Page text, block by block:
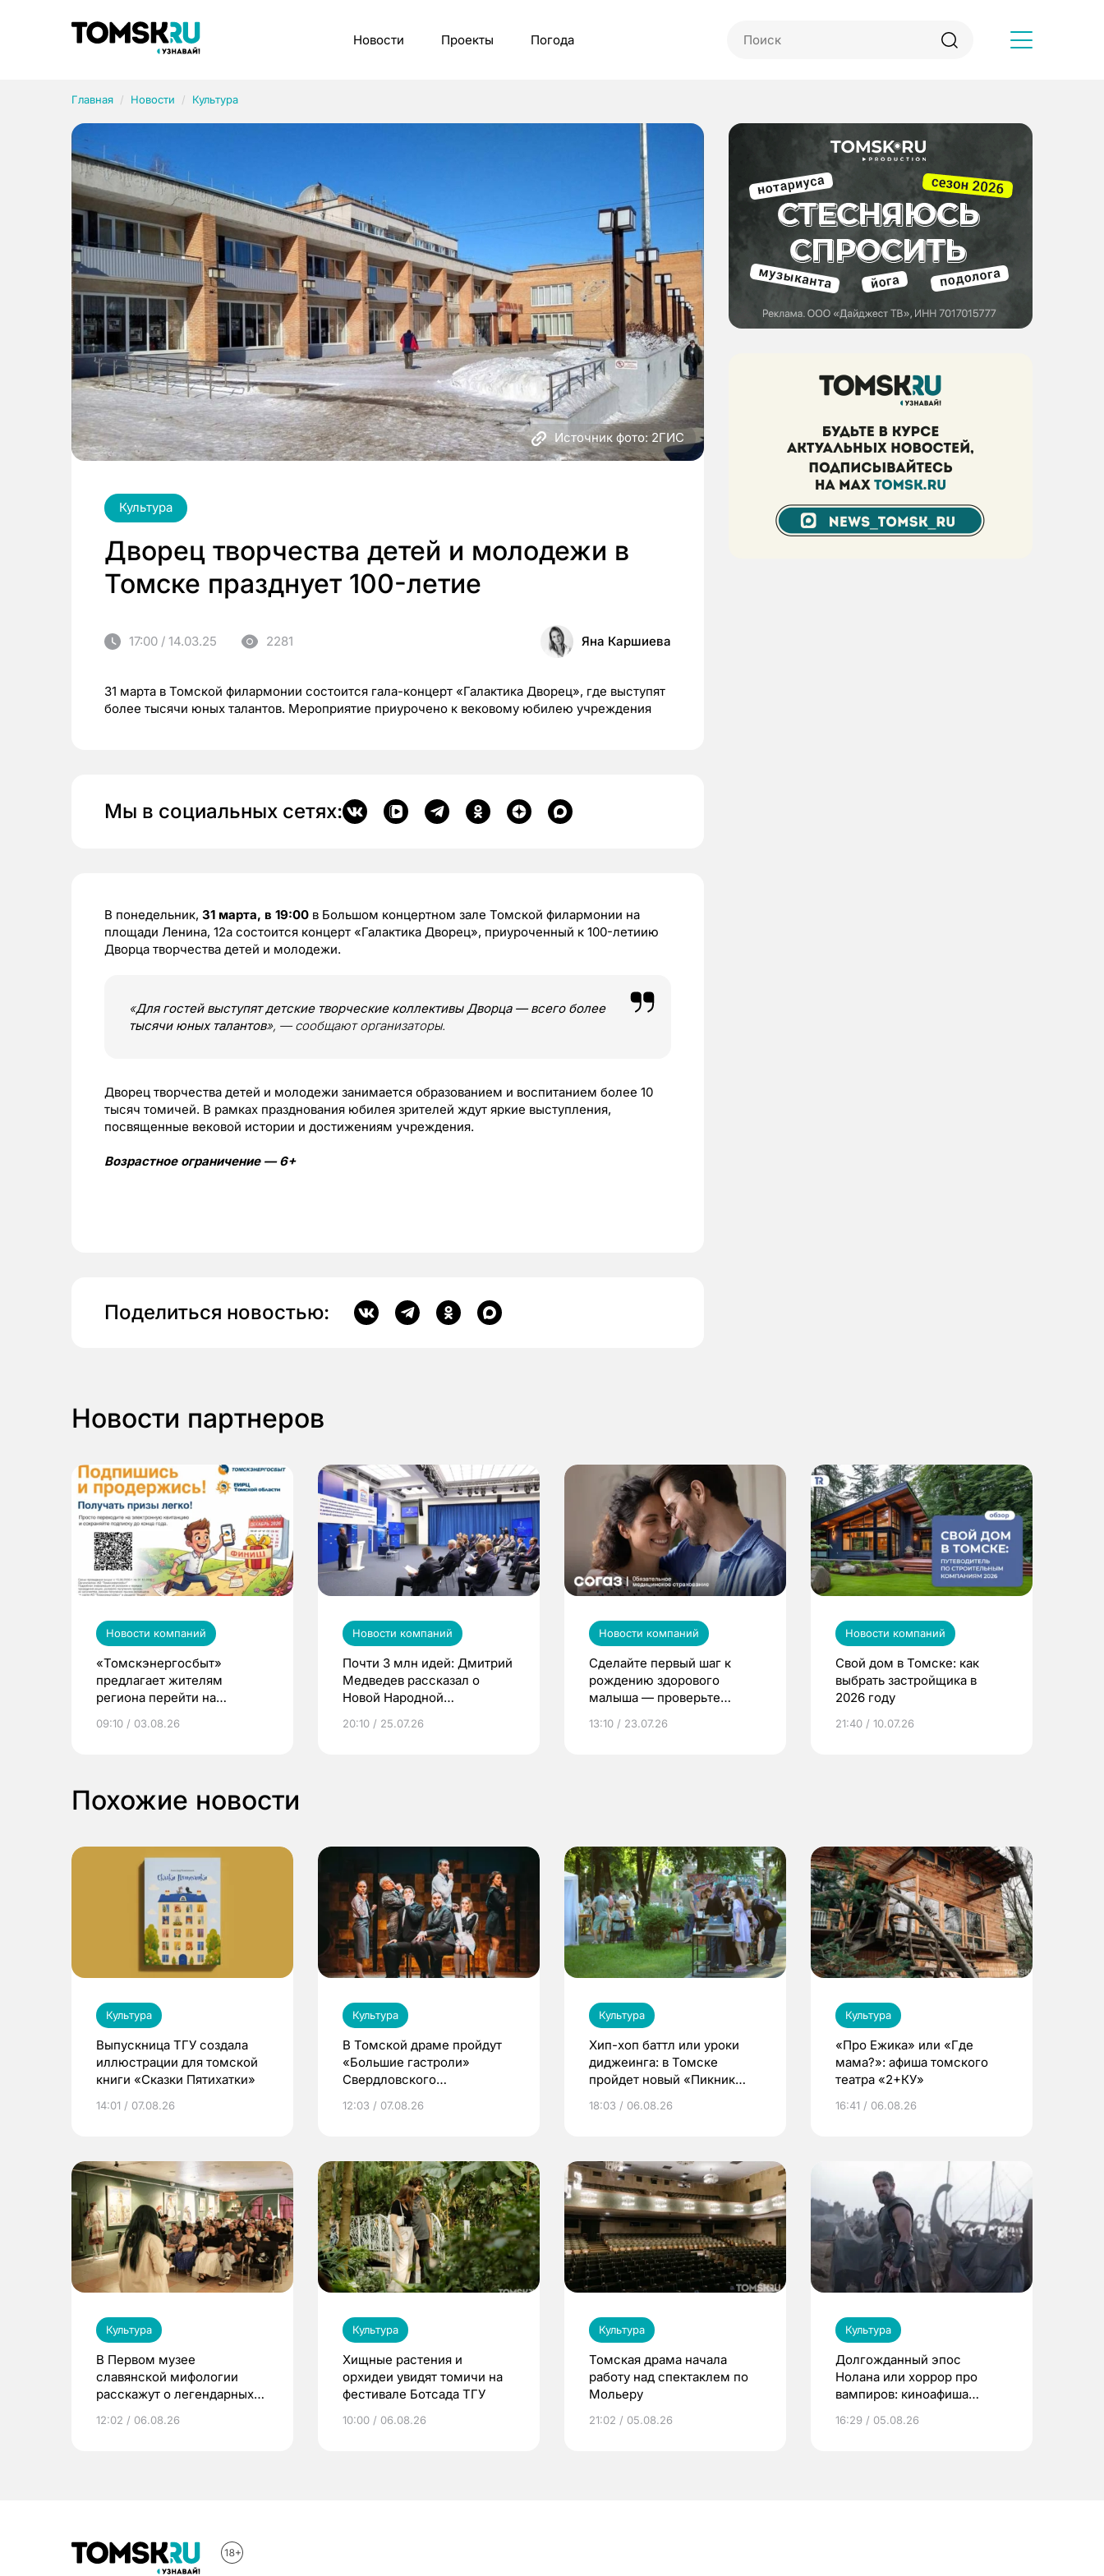
Новости Проекты Погода
Главная Новости Культура
Источник фото: 2ГИС
Культура
Дворец творчества детей и молодежи в
Томске празднует 100-летие
17:00 / 14.03.25 2281 Яна Каршиева
31 марта в Томской филармонии состоится гала-концерт «Галактика Дворец», где выступят
более тысячи юных талантов. Мероприятие приурочено к вековому юбилею учреждения
Мы в социальных сетях:
В понедельник, 31 марта, в 19:00 в Большом концертном зале Томской филармонии на
площади Ленина, 12а состоится концерт «Галактика Дворец», приуроченный к 100-летиию
Дворца творчества детей и молодежи.
«Для гостей выступят детские творческие коллективы Дворца — всего более
тысячи юных талантов», — сообщают организаторы.
Дворец творчества детей и молодежи занимается образованием и воспитанием более 10
тысяч томичей. В рамках празднования юбилея зрителей ждут яркие выступления,
посвященные вековой истории и достижениям учреждения.
Возрастное ограничение — 6+
Поделиться новостью:
Новости партнеров
Новости компаний
«Томскэнергосбыт»
предлагает жителям
региона перейти на
выиграть призы
09:10 / 03.08.26
Новости компаний
Почти 3 млн идей: Дмитрий
Медведев рассказал о
Новой Народной
20:10 / 25.07.26
Новости компаний
Сделайте первый шаг к
рождению здорового
малыша — проверьте
по ОМС!
13:10 / 23.07.26
Новости компаний
Свой дом в Томске: как
выбрать застройщика в
2026 году
21:40 / 10.07.26
Похожие новости
Культура
Выпускница ТГУ создала
иллюстрации для томской
книги «Сказки Пятихатки»
14:01 / 07.08.26
Культура
В Томской драме пройдут
«Большие гастроли»
Свердловского
драмы
12:03 / 07.08.26
Культура
Хип-хоп баттл или уроки
диджеинга: в Томске
пройдет новый «Пикник
18:03 / 06.08.26
Культура
«Про Ежика» или «Где
мама?»: афиша томского
театра «2+КУ»
16:41 / 06.08.26
Культура
В Первом музее
славянской мифологии
расскажут о легендарных
12:02 / 06.08.26
Культура
Хищные растения и
орхидеи увидят томичи на
фестивале Ботсада ТГУ
10:00 / 06.08.26
Культура
Томская драма начала
работу над спектаклем по
Мольеру
21:02 / 05.08.26
Культура
Долгожданный эпос
Нолана или хоррор про
вампиров: киноафиша
16:29 / 05.08.26
Рубрики